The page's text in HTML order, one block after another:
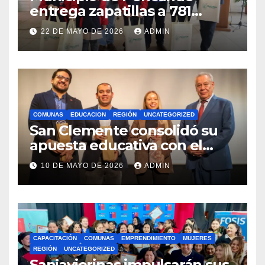
entrega zapatillas a 781
estudiantes con recursos del
Royalty Minero
22 DE MAYO DE 2026 ADMIN
COMUNAS EDUCACION REGIÓN UNCATEGORIZED
San Clemente consolidó su
apuesta educativa con el
lanzamiento del
Preuniversitario Brotes 2026
10 DE MAYO DE 2026 ADMIN
CAPACITACIÓN COMUNAS EMPRENDIMIENTO
MUJERES
REGIÓN
UNCATEGORIZED